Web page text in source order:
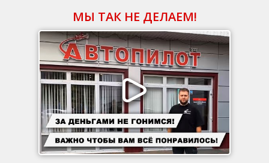
МЫ ТАК НЕ ДЕЛАЕМ!